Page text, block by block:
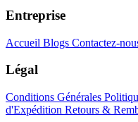
Entreprise
Accueil Blogs Contactez-
Légal
Conditions Générales
d'Expédition Retours &